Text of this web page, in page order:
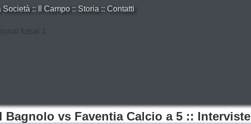
Società :: Il Campo :: Storia :: Contatti
Bagnolo vs Faventia Calcio a 5 :: Interviste